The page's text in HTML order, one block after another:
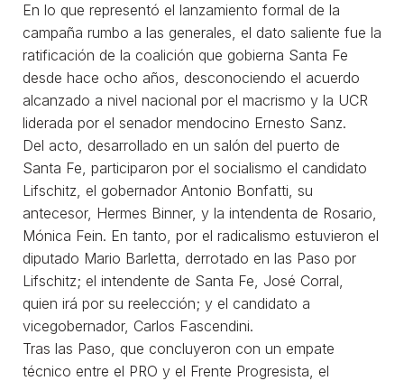
En lo que representó el lanzamiento formal de la
campaña rumbo a las generales, el dato saliente fue la
ratificación de la coalición que gobierna Santa Fe
desde hace ocho años, desconociendo el acuerdo
alcanzado a nivel nacional por el macrismo y la UCR
liderada por el senador mendocino Ernesto Sanz.
Del acto, desarrollado en un salón del puerto de
Santa Fe, participaron por el socialismo el candidato
Lifschitz, el gobernador Antonio Bonfatti, su
antecesor, Hermes Binner, y la intendenta de Rosario,
Mónica Fein. En tanto, por el radicalismo estuvieron el
diputado Mario Barletta, derrotado en las Paso por
Lifschitz; el intendente de Santa Fe, José Corral,
quien irá por su reelección; y el candidato a
vicegobernador, Carlos Fascendini.
Tras las Paso, que concluyeron con un empate
técnico entre el PRO y el Frente Progresista, el